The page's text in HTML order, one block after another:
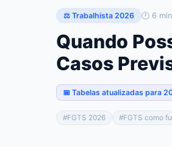
⚖️ Trabalhista 2026 🕐 6
Quando
Casos
📅 Tabelas atualizadas para
#FGTS 2026 #FGTS como